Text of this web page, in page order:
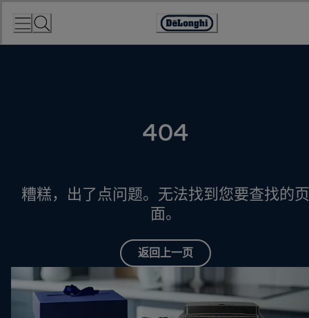
Accessibility
Statement
404
糟糕，出了点问题。无法找到您要查找的页
面。
返回上一页